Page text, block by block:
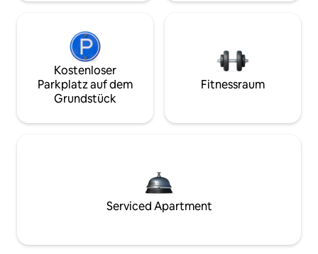
Kostenloser
Parkplatz auf dem
Grundstück
Fitnessraum
Serviced Apartment